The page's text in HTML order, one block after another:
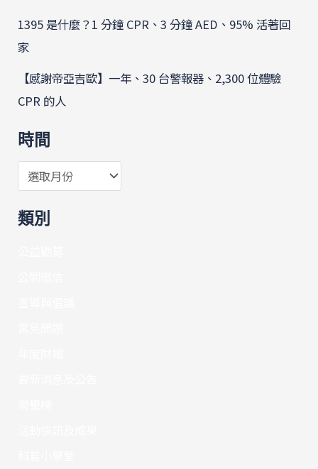
1395 是什麼？1 分鐘 CPR、3 分鐘 AED、95% 活著回
家
【感謝帝亞吉歐】一年、30 台警報器、2,300 位體驗
CPR 的人
時間
類別